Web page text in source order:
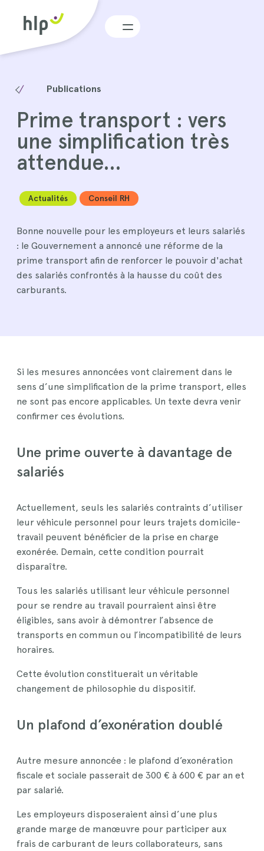
Menu
Publications
Prime transport : vers
une simplification très
attendue…
Actualités Conseil RH
Bonne nouvelle pour les employeurs et leurs salariés
: le Gouvernement a annoncé une réforme de la
prime transport afin de renforcer le pouvoir d'achat
des salariés confrontés à la hausse du coût des
carburants.
Si les mesures annoncées vont clairement dans le
sens d’une simplification de la prime transport, elles
ne sont pas encore applicables. Un texte devra venir
confirmer ces évolutions.
Une prime ouverte à davantage de
salariés
Actuellement, seuls les salariés contraints d’utiliser
leur véhicule personnel pour leurs trajets domicile-
travail peuvent bénéficier de la prise en charge
exonérée. Demain, cette condition pourrait
disparaître.
Tous les salariés utilisant leur véhicule personnel
pour se rendre au travail pourraient ainsi être
éligibles, sans avoir à démontrer l’absence de
transports en commun ou l’incompatibilité de leurs
horaires.
Cette évolution constituerait un véritable
changement de philosophie du dispositif.
Un plafond d’exonération doublé
Autre mesure annoncée : le plafond d’exonération
fiscale et sociale passerait de 300 € à 600 € par an et
par salarié.
Les employeurs disposeraient ainsi d’une plus
grande marge de manœuvre pour participer aux
frais de carburant de leurs collaborateurs, sans